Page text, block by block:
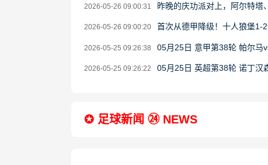
2026-05-26 09:00:31 昨晚的庆功派对上，阿尔特塔
2026-05-26 09:00:20 首次从德甲降级！十人狼堡1-
2026-05-25 09:26:38 05月25日 意甲第38轮 帕尔马
2026-05-25 09:26:22 05月25日 英超第38轮 诺丁汉
✪ 足球新闻 ㉔ NEWS